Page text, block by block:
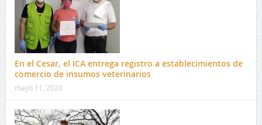
En el Cesar, el ICA entrega registro a establecimientos de
comercio de insumos veterinarios
mayo 11, 2020